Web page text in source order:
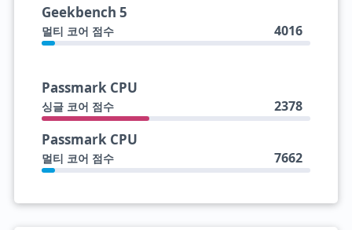
Geekbench 5
멀티 코어 점수 4016
Passmark CPU
싱글 코어 점수 2378
Passmark CPU
멀티 코어 점수 7662